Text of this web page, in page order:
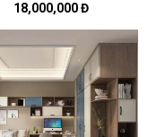
18,000,000 Đ